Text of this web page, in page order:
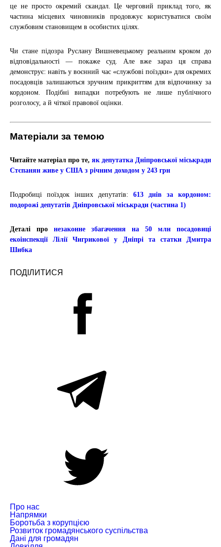
це не просто окремий скандал. Це черговий приклад того, як
частина місцевих чиновників продовжує користуватися своїм
службовим становищем в особистих цілях.
Чи станепідозра Руслану Вишневецькому реальним кроком до
відповідальності — покаже суд. Але вже зараз ця справа
демонструє: навіть у воєнний час «службові поїздки» для окремих
посадовців залишаються зручним прикриттям для відпочинку за
кордоном. Подібні випадки потребують не лише публічного
розголосу, а й чіткої правової оцінки.
Матеріали за темою
Читайте матеріал про те, як депутатка Дніпровської міськради
Стєпанян живе у США з річним доходом у 243 грн
Подробиці поїздок інших депутатів: 613 днів за кордоном:
подорожі депутатів Дніпровської міськради (частина 1)
Деталі про незаконне збагачення на 50 млн посадовиці
екоінспекції Лілії Чигрикової у Дніпрі та статки Дмитра
Шибка
ПОДІЛИТИСЯ
Про нас
Напрямки
Боротьба з корупцією
Розвиток громадянського суспільства
Дані для громадян